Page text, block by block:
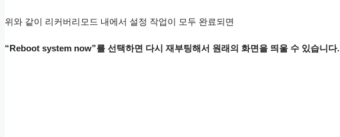
위와 같이 리커버리모드 내에서 설정 작업이 모두 완료되면
“Reboot system now”를 선택하면 다시 재부팅해서 원래의 화면을 띄울 수 있습니다.